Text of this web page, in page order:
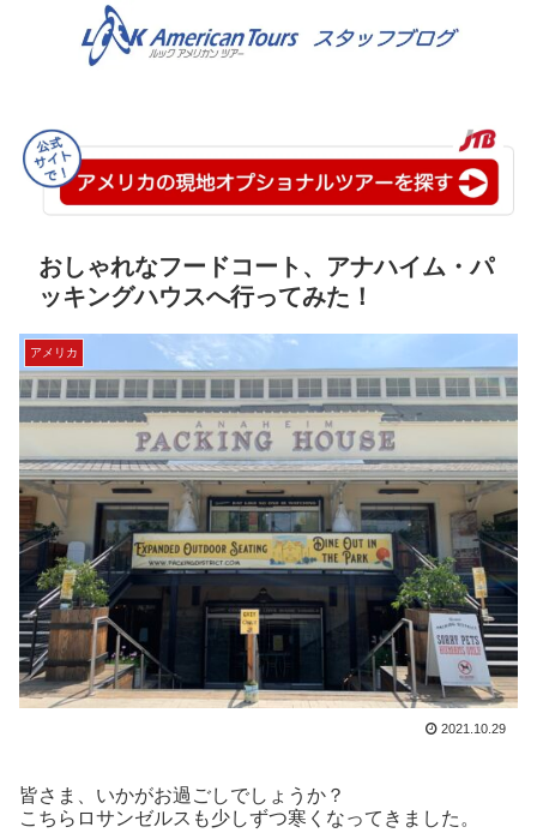
おしゃれなフードコート、アナハイム・パ
ッキングハウスへ行ってみた！
アメリカ
2021.10.29
皆さま、いかがお過ごしでしょうか？
こちらロサンゼルスも少しずつ寒くなってきました。